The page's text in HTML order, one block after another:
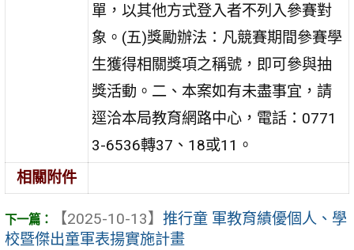
單，以其他方式登入者不列入參賽對
象。(五)獎勵辦法：凡競賽期間參賽學
生獲得相關獎項之稱號，即可參與抽
獎活動。二、本案如有未盡事宜，請
逕洽本局教育網路中心，電話：0771
3-6536轉37、18或11。
相關附件
【2025-10-13】 推行童 軍教育績優個人、學
校暨傑出童軍表揚實施計畫